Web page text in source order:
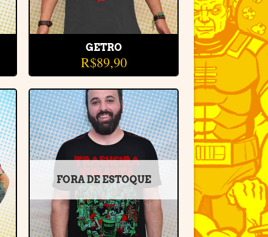
GETRO
R$89,90
Adicionar
à lista de
desejos
FORA DE ESTOQUE